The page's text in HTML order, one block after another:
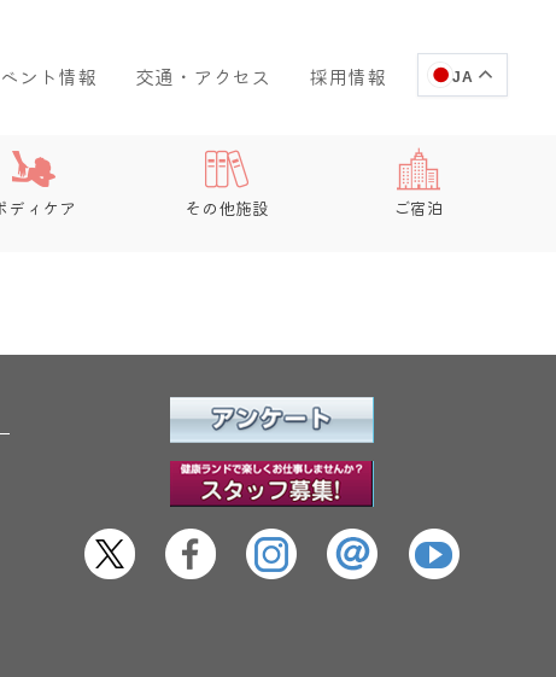
ント情報 交通・アクセス 採用情報 JA
ディケア その他施設 ご宿泊